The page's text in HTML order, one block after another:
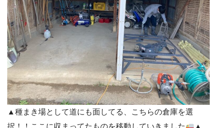
▲種まき場として道にも面してる、こちらの倉庫を選
択！！ここに収まってたものを移動していきました
▲